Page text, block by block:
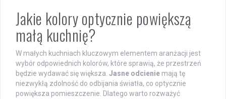
Jakie kolory optycznie powiększą
małą kuchnię?
W małych kuchniach kluczowym elementem aranżacji jest
wybór odpowiednich kolorów, które sprawią, że przestrzeń
będzie wydawać się większa. Jasne odcienie mają tę
niezwykłą zdolność do odbijania światła, co optycznie
powiększa pomieszczenie. Dlatego warto rozważyć